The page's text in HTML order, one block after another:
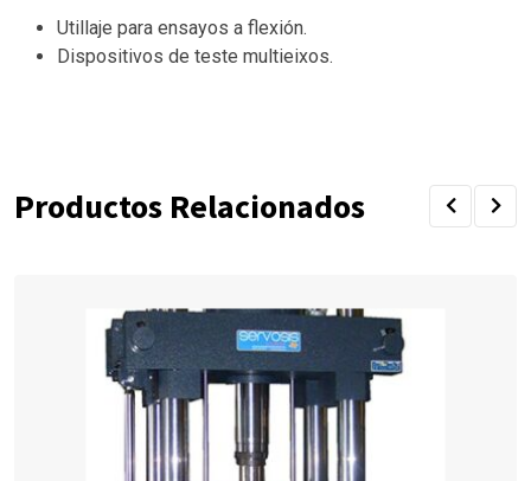
Utillaje para ensayos a flexión.
Dispositivos de teste multieixos.
Productos Relacionados